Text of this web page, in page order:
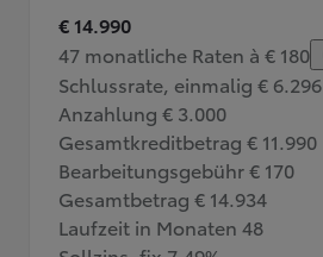
€ 14.990
47 monatliche Raten à € 180
Schlussrate, einmalig € 6.296
Anzahlung € 3.000
Gesamtkreditbetrag € 11.990
Bearbeitungsgebühr € 170
Gesamtbetrag € 14.934
Laufzeit in Monaten 48